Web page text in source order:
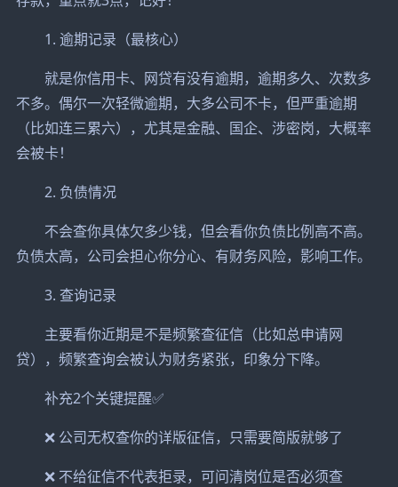
1. 逾期记录（最核心）
就是你信用卡、网贷有没有逾期，逾期多久、次数多
不多。偶尔一次轻微逾期，大多公司不卡，但严重逾期
（比如连三累六），尤其是金融、国企、涉密岗，大概率
会被卡！
2. 负债情况
不会查你具体欠多少钱，但会看你负债比例高不高。
负债太高，公司会担心你分心、有财务风险，影响工作。
3. 查询记录
主要看你近期是不是频繁查征信（比如总申请网
贷），频繁查询会被认为财务紧张，印象分下降。
补充2个关键提醒✅
❌ 公司无权查你的详版征信，只需要简版就够了
❌ 不给征信不代表拒录，可问清岗位是否必须查